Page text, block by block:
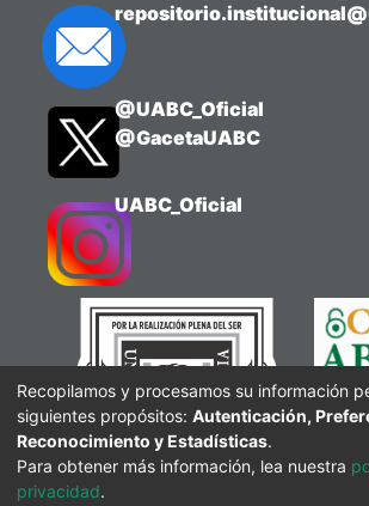
@UABC_Oficial
@GacetaUABC
UABC_Oficial
Recopilamos y procesamos su información
siguientes propósitos: Autenticación,
Reconocimiento y Estadísticas.
Para obtener más información, lea nuestra
privacidad.